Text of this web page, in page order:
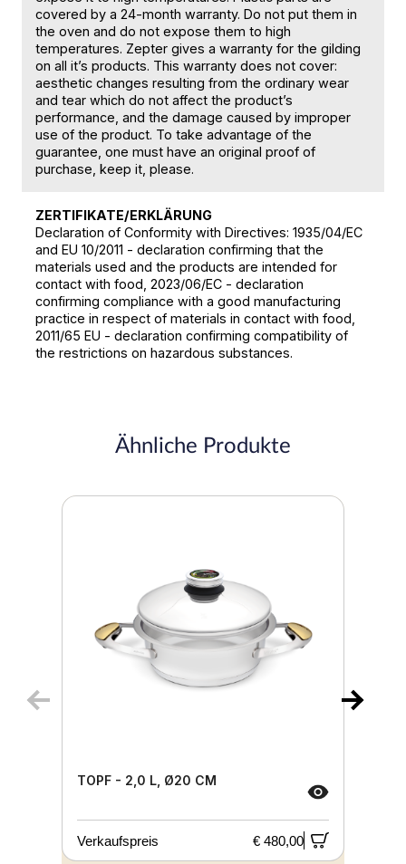
covered by a 24-month warranty. Do not put them in
the oven and do not expose them to high
temperatures. Zepter gives a warranty for the gilding
on all it’s products. This warranty does not cover:
aesthetic changes resulting from the ordinary wear
and tear which do not affect the product’s
performance, and the damage caused by improper
use of the product. To take advantage of the
guarantee, one must have an original proof of
purchase, keep it, please.
ZERTIFIKATE/ERKLÄRUNG
Declaration of Conformity with Directives: 1935/04/EC
and EU 10/2011 - declaration confirming that the
materials used and the products are intended for
contact with food, 2023/06/EC - declaration
confirming compliance with a good manufacturing
practice in respect of materials in contact with food,
2011/65 EU - declaration confirming compatibility of
the restrictions on hazardous substances.
Ähnliche Produkte
TOPF - 2,0 L, Ø20 CM
Verkaufspreis € 480,00